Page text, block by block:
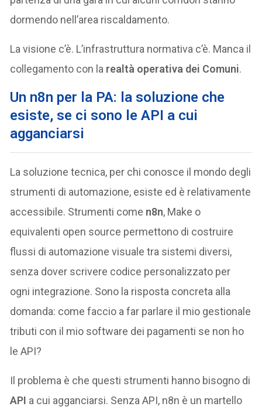
dormendo nell’area riscaldamento.
La visione c’è. L’infrastruttura normativa c’è. Manca il
collegamento con la realtà operativa dei Comuni.
Un n8n per la PA: la soluzione che
esiste, se ci sono le API a cui
agganciarsi
La soluzione tecnica, per chi conosce il mondo degli
strumenti di automazione, esiste ed è relativamente
accessibile. Strumenti come n8n, Make o
equivalenti open source permettono di costruire
flussi di automazione visuale tra sistemi diversi,
senza dover scrivere codice personalizzato per
ogni integrazione. Sono la risposta concreta alla
domanda: come faccio a far parlare il mio gestionale
tributi con il mio software dei pagamenti se non ho
le API?
Il problema è che questi strumenti hanno bisogno di
API a cui agganciarsi. Senza API, n8n è un martello